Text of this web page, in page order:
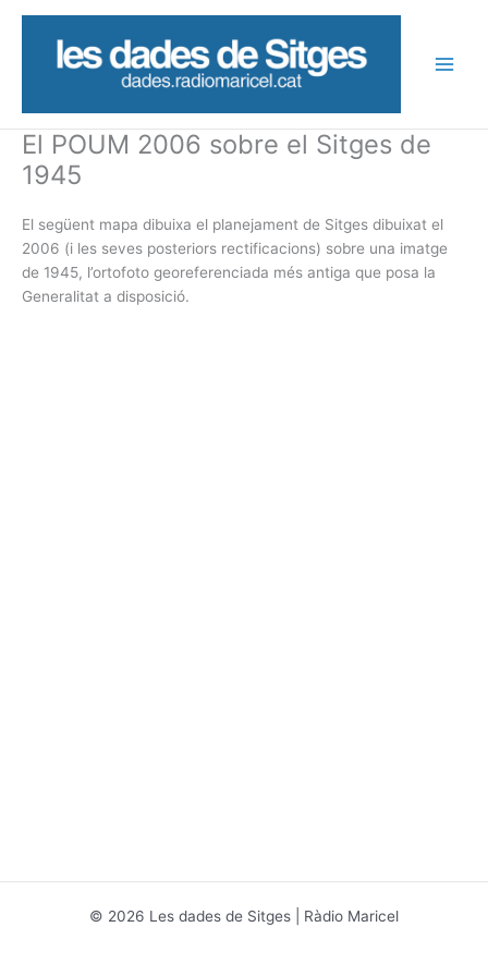
contingut
El POUM 2006 sobre el Sitges de
1945
El següent mapa dibuixa el planejament de Sitges dibuixat el
2006 (i les seves posteriors rectificacions) sobre una imatge
de 1945, l’ortofoto georeferenciada més antiga que posa la
Generalitat a disposició.
© 2026 Les dades de Sitges | Ràdio Maricel